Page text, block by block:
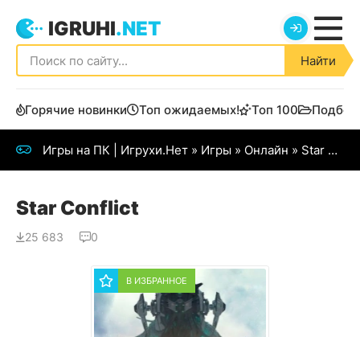
IGRUHI.NET
Найти
Горячие новинки Топ ожидаемых! Топ 100
Игры на ПК | Игрухи.Нет » Игры » Онлайн » Star Conflict
Star Conflict
25 683 0
В ИЗБРАННОЕ